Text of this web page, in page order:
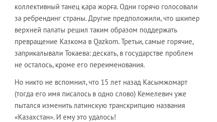
коллективный танец қара жорға. Одни горячо голосовали
за ребрендинг страны. Другие предположили, что шкипер
верхней палаты решил таким образом поддержать
превращение Казкома в Qazkom. Третьи, самые горячие,
заприкалывали Токаева: дескать, в государстве проблем
не осталось, кроме его переименования.
Но никто не вспомнил, что 15 лет назад Касымжомарт
(тогда его имя писалось в одно слово) Кемелевич уже
пытался изменить латинскую транскрипцию названия
«Казахстан». И ему это удалось!